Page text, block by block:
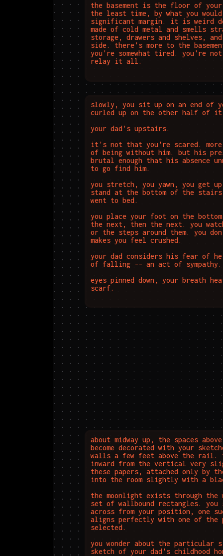
the basement is the floor of your
the least time, by what you
significant margin. it is weird
made of cold metal and smells
storage, drawers and shelves,
side. there's more to the
you're somewhat tired. you're
relay it all.
slowly, you sit up on an end of
curled up on the other half of
your dad's upstairs.
it's not that you're scared. more
of being without him. but his
brutal enough that his absence
to go find him.
you stretch, you yawn, you get
stand at the bottom of the stairs.
went to bed.
you place your foot on the
the next, then the next. you
or the steps around them. you
makes you feel crushed.
your dad considers his fear of
of falling -- an act of sympathy.
eyes pinned down, your breath
scarf.
about midway up, the spaces
become decorated with your
walls a few feet above the rail.
inward from the vertical very
these papers, attached only by
into the room slightly with a
the moonlight exists through the
set of wallbound rectangles.
across from your position, one
aligns perfectly with one of
selected.
you wonder about the particular
sketch of your dad's childhood